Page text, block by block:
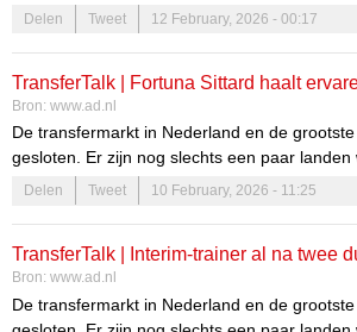
kunnen. Ook zullen er voldoende geruchten
transfers in de zomer. Volg het hier!
Delen Tweet 12 February, 2026 - 00:17
TransferTalk | Fortuna Sittard haalt
Feyenoord, interim-trainer al na twee
Anderlecht
Bron: www.ad.nl
De transfermarkt in Nederland en de
gesloten. Er zijn nog slechts een paar
kunnen. Ook zullen er voldoende geruchten
transfers in de zomer. Volg het hier!
Delen Tweet 10 February, 2026 - 11:25
TransferTalk | Interim-trainer al na twee
Anderlecht, PSV kan Sparta-revelatie
terugroepen
Bron: www.ad.nl
De transfermarkt in Nederland en de